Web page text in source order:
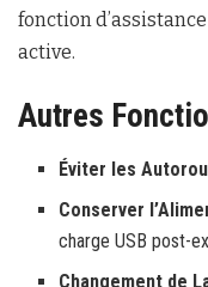
fonction
active.
Autres
Éviter les
Conserver
charge USB post-
Changement de